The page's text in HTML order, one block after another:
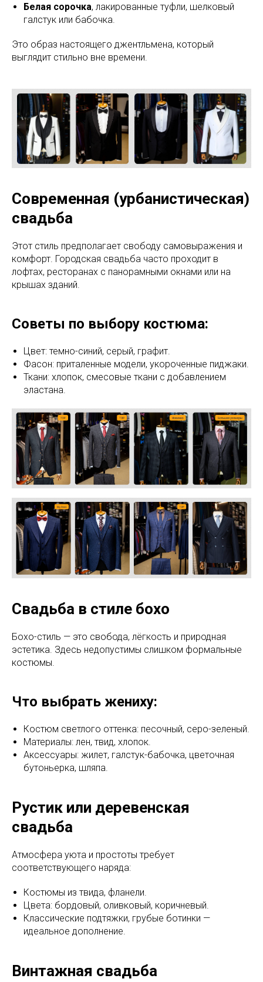
Белая сорочка, лакированные туфли, шелковый
галстук или бабочка.
Это образ настоящего джентльмена, который
выглядит стильно вне времени.
Современная (урбанистическая)
свадьба
Этот стиль предполагает свободу самовыражения и
комфорт. Городская свадьба часто проходит в
лофтах, ресторанах с панорамными окнами или на
крышах зданий.
Советы по выбору костюма:
Цвет: темно-синий, серый, графит.
Фасон: приталенные модели, укороченные пиджаки.
Ткани: хлопок, смесовые ткани с добавлением
эластана.
Свадьба в стиле бохо
Бохо-стиль — это свобода, лёгкость и природная
эстетика. Здесь недопустимы слишком формальные
костюмы.
Что выбрать жениху:
Костюм светлого оттенка: песочный, серо-зеленый.
Материалы: лен, твид, хлопок.
Аксессуары: жилет, галстук-бабочка, цветочная
бутоньерка, шляпа.
Рустик или деревенская
свадьба
Атмосфера уюта и простоты требует
соответствующего наряда:
Костюмы из твида, фланели.
Цвета: бордовый, оливковый, коричневый.
Классические подтяжки, грубые ботинки —
идеальное дополнение.
Винтажная свадьба